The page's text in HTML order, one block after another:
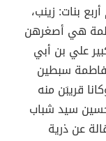
بنات: زينب،
هي أصغرهن
علي بن أبي
سبطين
قريبَن منه
سيد شباب
عن ذرية